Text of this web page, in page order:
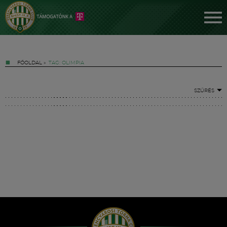
FŐOLDAL » TAG: OLIMPIA
SZŰRÉS
Hírek